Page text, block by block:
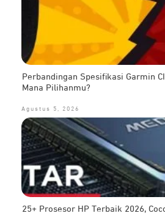
Perbandingan Spesifikasi Garmin
Mana Pilihanmu?
Agustus 5, 2026
25+ Prosesor HP Terbaik 2026,